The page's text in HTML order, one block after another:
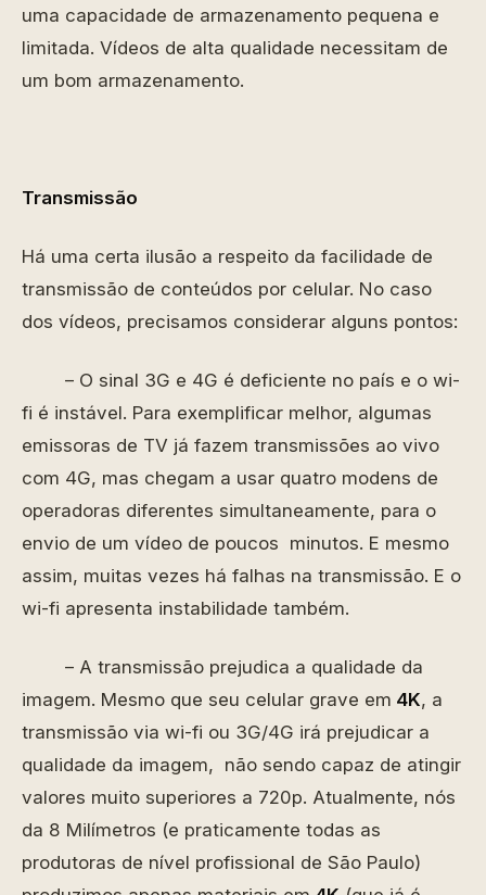
uma capacidade de armazenamento pequena e
limitada. Vídeos de alta qualidade necessitam de
um bom armazenamento.
Transmissão
Há uma certa ilusão a respeito da facilidade de
transmissão de conteúdos por celular. No caso
dos vídeos, precisamos considerar alguns pontos:
– O sinal 3G e 4G é deficiente no país e o wi-
fi é instável. Para exemplificar melhor, algumas
emissoras de TV já fazem transmissões ao vivo
com 4G, mas chegam a usar quatro modens de
operadoras diferentes simultaneamente, para o
envio de um vídeo de poucos minutos. E mesmo
assim, muitas vezes há falhas na transmissão. E o
wi-fi apresenta instabilidade também.
– A transmissão prejudica a qualidade da
imagem. Mesmo que seu celular grave em 4K, a
transmissão via wi-fi ou 3G/4G irá prejudicar a
qualidade da imagem, não sendo capaz de atingir
valores muito superiores a 720p. Atualmente, nós
da 8 Milímetros (e praticamente todas as
produtoras de nível profissional de São Paulo)